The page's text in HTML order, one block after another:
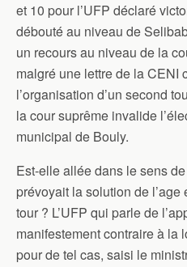
et 10 pour l’UFP déclaré
débouté au niveau de
un recours au niveau de la
malgré une lettre de la CENI
l’organisation d’un second
la cour suprême invalide
municipal de Bouly.
Est-elle allée dans le sens
prévoyait la solution de
tour ? L’UFP qui parle de
manifestement contraire à la
pour de tel cas, saisi le